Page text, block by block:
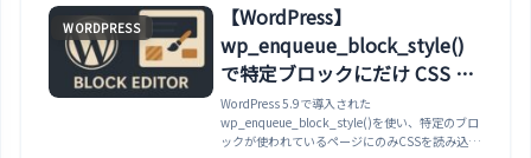
WORDPRESS
【WordPress】
wp_enqueue_block_style()
で特定ブロックにだけ CSS を
適用する方法
WordPress 5.9で導入された
wp_enqueue_block_style()を使い、特定のブロ
ックが使われているページにのみCSSを読み込む